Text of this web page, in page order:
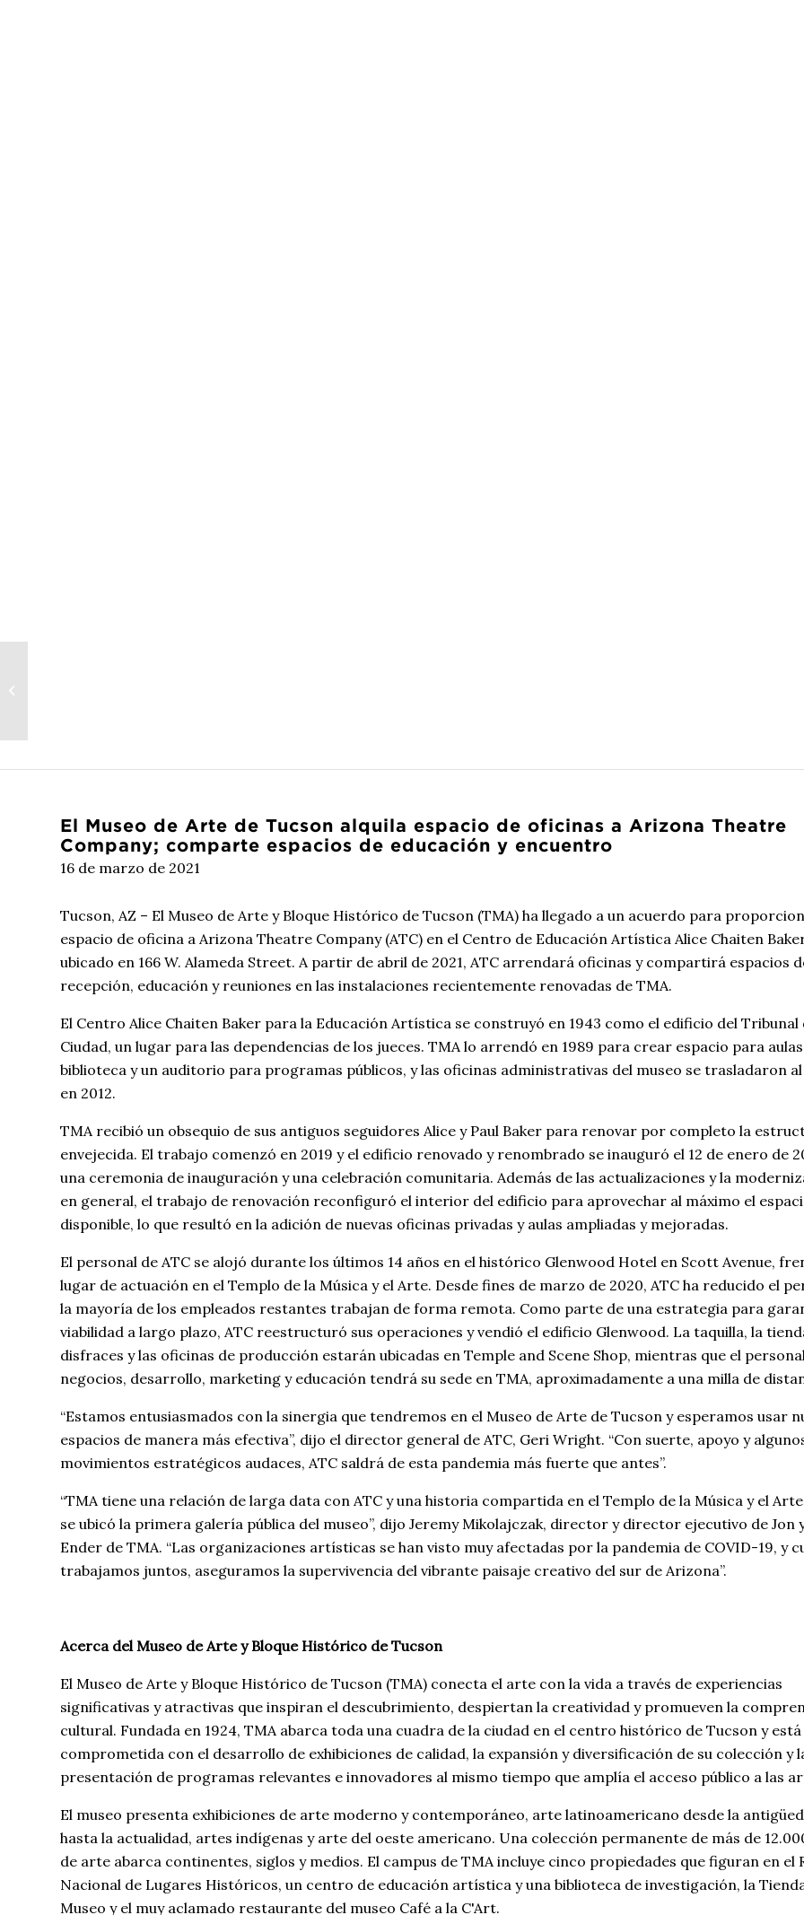
El Museo de Arte de Tucson alquila espacio de oficinas a Arizona Theatre
Company; comparte espacios de educación y encuentro
16 de marzo de 2021
Tucson, AZ – El Museo de Arte y Bloque Histórico de Tucson (TMA) ha llegado a un acuerdo para
espacio de oficina a Arizona Theatre Company (ATC) en el Centro de Educación Artística Alice Chaiten
ubicado en 166 W. Alameda Street. A partir de abril de 2021, ATC arrendará oficinas y compartirá espacios
recepción, educación y reuniones en las instalaciones recientemente renovadas de TMA.
El Centro Alice Chaiten Baker para la Educación Artística se construyó en 1943 como el edificio del Tribunal
Ciudad, un lugar para las dependencias de los jueces. TMA lo arrendó en 1989 para crear espacio para
biblioteca y un auditorio para programas públicos, y las oficinas administrativas del museo se trasladaron
en 2012.
TMA recibió un obsequio de sus antiguos seguidores Alice y Paul Baker para renovar por completo la
envejecida. El trabajo comenzó en 2019 y el edificio renovado y renombrado se inauguró el 12 de enero de
una ceremonia de inauguración y una celebración comunitaria. Además de las actualizaciones y la
en general, el trabajo de renovación reconfiguró el interior del edificio para aprovechar al máximo el
disponible, lo que resultó en la adición de nuevas oficinas privadas y aulas ampliadas y mejoradas.
El personal de ATC se alojó durante los últimos 14 años en el histórico Glenwood Hotel en Scott Avenue,
lugar de actuación en el Templo de la Música y el Arte. Desde fines de marzo de 2020, ATC ha reducido el
la mayoría de los empleados restantes trabajan de forma remota. Como parte de una estrategia para
viabilidad a largo plazo, ATC reestructuró sus operaciones y vendió el edificio Glenwood. La taquilla, la
disfraces y las oficinas de producción estarán ubicadas en Temple and Scene Shop, mientras que el
negocios, desarrollo, marketing y educación tendrá su sede en TMA, aproximadamente a una milla de
“Estamos entusiasmados con la sinergia que tendremos en el Museo de Arte de Tucson y esperamos usar
espacios de manera más efectiva”, dijo el director general de ATC, Geri Wright. “Con suerte, apoyo y
movimientos estratégicos audaces, ATC saldrá de esta pandemia más fuerte que antes”.
“TMA tiene una relación de larga data con ATC y una historia compartida en el Templo de la Música y el
se ubicó la primera galería pública del museo”, dijo Jeremy Mikolajczak, director y director ejecutivo de Jon
Ender de TMA. “Las organizaciones artísticas se han visto muy afectadas por la pandemia de COVID-19, y
trabajamos juntos, aseguramos la supervivencia del vibrante paisaje creativo del sur de Arizona”.
Acerca del Museo de Arte y Bloque Histórico de Tucson
El Museo de Arte y Bloque Histórico de Tucson (TMA) conecta el arte con la vida a través de experiencias
significativas y atractivas que inspiran el descubrimiento, despiertan la creatividad y promueven la
cultural. Fundada en 1924, TMA abarca toda una cuadra de la ciudad en el centro histórico de Tucson y está
comprometida con el desarrollo de exhibiciones de calidad, la expansión y diversificación de su colección y
presentación de programas relevantes e innovadores al mismo tiempo que amplía el acceso público a las
El museo presenta exhibiciones de arte moderno y contemporáneo, arte latinoamericano desde la
hasta la actualidad, artes indígenas y arte del oeste americano. Una colección permanente de más de
de arte abarca continentes, siglos y medios. El campus de TMA incluye cinco propiedades que figuran en el
Nacional de Lugares Históricos, un centro de educación artística y una biblioteca de investigación, la
Museo y el muy aclamado restaurante del museo Café a la C'Art.